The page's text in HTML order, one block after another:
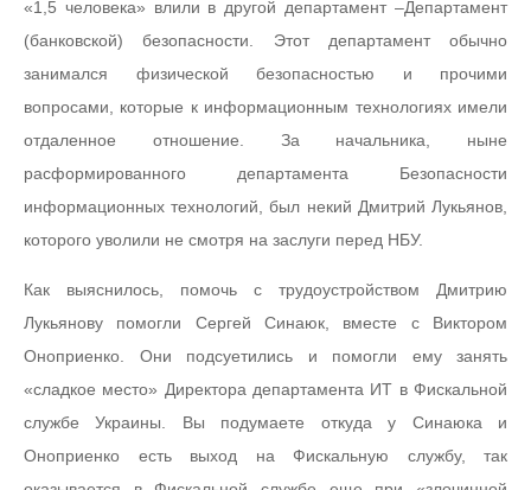
«1,5 человека» влили в другой департамент –Департамент
(банковской) безопасности. Этот департамент обычно
занимался физической безопасностью и прочими
вопросами, которые к информационным технологиях имели
отдаленное отношение. За начальника, ныне
расформированного департамента Безопасности
информационных технологий, был некий Дмитрий Лукьянов,
которого уволили не смотря на заслуги перед НБУ.
Как выяснилось, помочь с трудоустройством Дмитрию
Лукьянову помогли Сергей Синаюк, вместе с Виктором
Оноприенко. Они подсуетились и помогли ему занять
«сладкое место» Директора департамента ИТ в Фискальной
службе Украины. Вы подумаете откуда у Синаюка и
Оноприенко есть выход на Фискальную службу, так